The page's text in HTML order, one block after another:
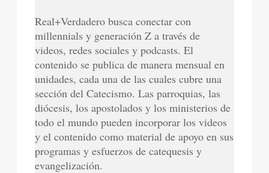
Real+Verdadero busca conectar con
millennials y generación Z a través de
videos, redes sociales y podcasts. El
contenido se publica de manera mensual en
unidades, cada una de las cuales cubre una
sección del Catecismo. Las parroquias, las
diócesis, los apostolados y los ministerios de
todo el mundo pueden incorporar los videos
y el contenido como material de apoyo en sus
programas y esfuerzos de catequesis y
evangelización.